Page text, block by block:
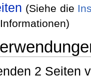
(Siehe die
2 Seiten